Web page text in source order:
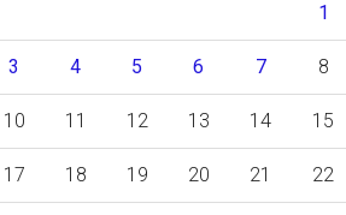
1
3 4 5 6 7 8
10 11 12 13 14 15
17 18 19 20 21 22